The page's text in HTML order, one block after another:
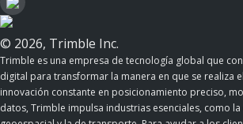
© 2026, Trimble Inc.
Trimble es una empresa de tecnología global que
digital para transformar la manera en que se realiza
innovación constante en posicionamiento preciso,
datos, Trimble impulsa industrias esenciales, como